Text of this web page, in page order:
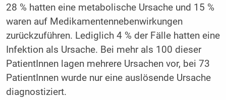
28 % hatten eine metabolische Ursache und 15 %
waren auf Medikamentennebenwirkungen
zurückzuführen. Lediglich 4 % der Fälle hatten eine
Infektion als Ursache. Bei mehr als 100 dieser
PatientInnen lagen mehrere Ursachen vor, bei 73
PatientInnen wurde nur eine auslösende Ursache
diagnostiziert.